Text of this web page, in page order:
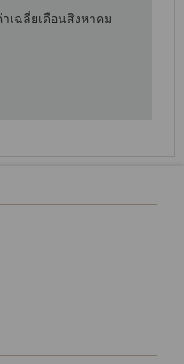
เฉลี่ยเดือนสิงหาคม